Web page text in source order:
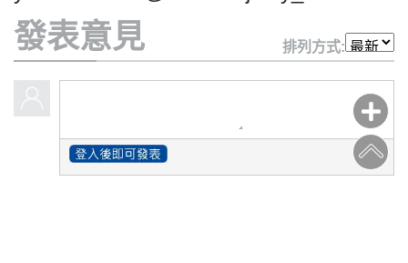
發表意見 排列方式: